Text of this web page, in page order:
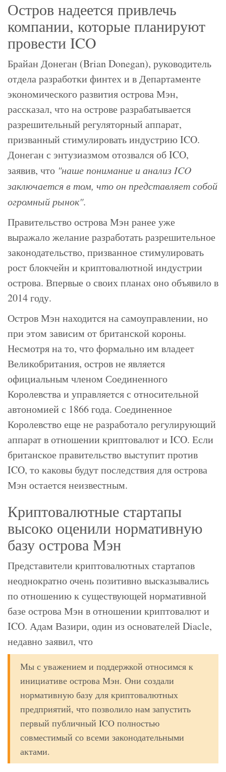
Остров надеется привлечь
компании, которые планируют
провести ICO
Брайан Донеган (Brian Donegan), руководитель
отдела разработки финтех и в Департаменте
экономического развития острова Мэн,
рассказал, что на острове разрабатывается
разрешительный регуляторный аппарат,
призванный стимулировать индустрию ICO.
Донеган с энтузиазмом отозвался об ICO,
заявив, что "наше понимание и анализ ICO
заключается в том, что он представляет собой
огромный рынок".
Правительство острова Мэн ранее уже
выражало желание разработать разрешительное
законодательство, призванное стимулировать
рост блокчейн и криптовалютной индустрии
острова. Впервые о своих планах оно объявило в
2014 году.
Остров Мэн находится на самоуправлении, но
при этом зависим от британской короны.
Несмотря на то, что формально им владеет
Великобритания, остров не является
официальным членом Соединенного
Королевства и управляется с относительной
автономией с 1866 года. Соединенное
Королевство еще не разработало регулирующий
аппарат в отношении криптовалют и ICO. Если
британское правительство выступит против
ICO, то каковы будут последствия для острова
Мэн остается неизвестным.
Криптовалютные стартапы
высоко оценили нормативную
базу острова Мэн
Представители криптовалютных стартапов
неоднократно очень позитивно высказывались
по отношению к существующей нормативной
базе острова Мэн в отношении криптовалют и
ICO. Адам Вазири, один из основателей Diacle,
недавно заявил, что
Мы с уважением и поддержкой относимся к
инициативе острова Мэн. Они создали
нормативную базу для криптовалютных
предприятий, что позволило нам запустить
первый публичный ICO полностью
совместимый со всеми законодательными
актами.